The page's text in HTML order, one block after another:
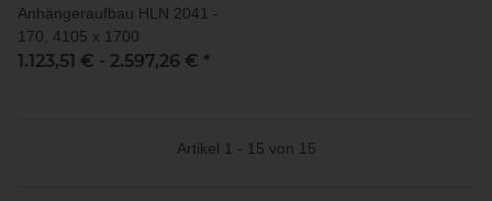
Anhängeraufbau HLN 2041 -
170, 4105 x 1700
1.123,51 € - 2.597,26 € *
Artikel 1 - 15 von 15